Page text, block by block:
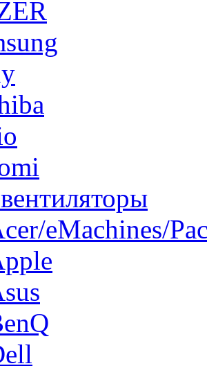
eMachines/